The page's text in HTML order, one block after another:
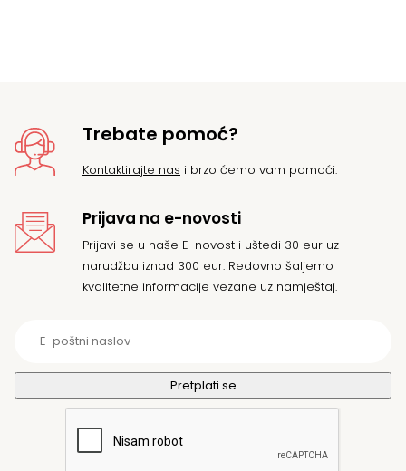
Trebate pomoć?
Kontaktirajte nas i brzo ćemo vam pomoći.
Prijava na e-novosti
Prijavi se u naše E-novost i uštedi 30 eur uz
narudžbu iznad 300 eur. Redovno šaljemo
kvalitetne informacije vezane uz namještaj.